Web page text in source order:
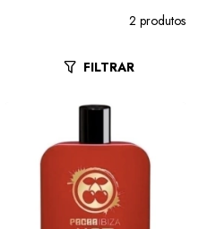
2 produtos
FILTRAR